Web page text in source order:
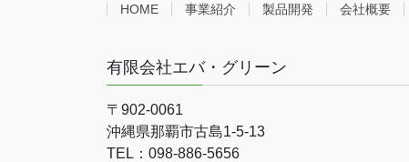
HOME 事業紹介 製品開発 会社概要
有限会社エバ・グリーン
〒902-0061
沖縄県那覇市古島1-5-13
TEL：098-886-5656